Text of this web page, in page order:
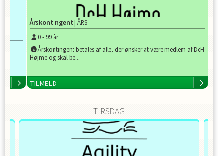
Årskontingent | ÅRS
0- 99 år
Årskontingent betales af alle, der ønsker at være medlem af DcH
Højme og skal be...
TILMELD
TIRSDAG